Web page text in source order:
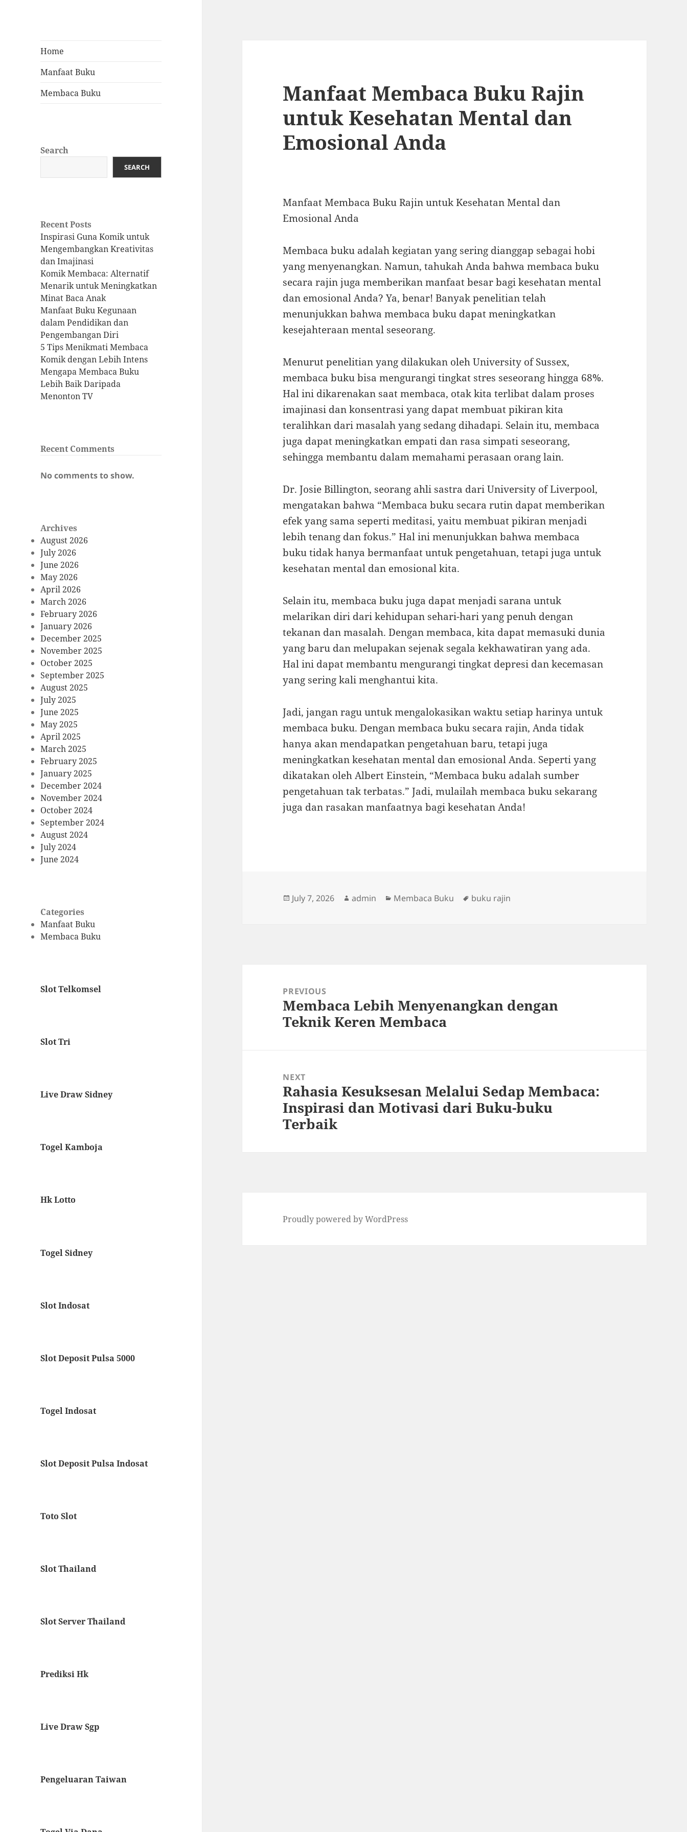
Home
Manfaat Buku
Membaca Buku
Search
SEARCH
Recent Posts
Inspirasi Guna Komik untuk
Mengembangkan Kreativitas
dan Imajinasi
Komik Membaca: Alternatif
Menarik untuk Meningkatkan
Minat Baca Anak
Manfaat Buku Kegunaan
dalam Pendidikan dan
Pengembangan Diri
5 Tips Menikmati Membaca
Komik dengan Lebih Intens
Mengapa Membaca Buku
Lebih Baik Daripada
Menonton TV
Recent Comments
No comments to show.
Archives
August 2026
July 2026
June 2026
May 2026
April 2026
March 2026
February 2026
January 2026
December 2025
November 2025
October 2025
September 2025
August 2025
July 2025
June 2025
May 2025
April 2025
March 2025
February 2025
January 2025
December 2024
November 2024
October 2024
September 2024
August 2024
July 2024
June 2024
Categories
Manfaat Buku
Membaca Buku
Slot Telkomsel
Slot Tri
Live Draw Sidney
Togel Kamboja
Hk Lotto
Togel Sidney
Slot Indosat
Slot Deposit Pulsa 5000
Togel Indosat
Slot Deposit Pulsa Indosat
Toto Slot
Slot Thailand
Slot Server Thailand
Prediksi Hk
Live Draw Sgp
Pengeluaran Taiwan
Manfaat Membaca Buku Rajin
untuk Kesehatan Mental dan
Emosional Anda
Manfaat Membaca Buku Rajin untuk Kesehatan Mental dan
Emosional Anda
Membaca buku adalah kegiatan yang sering dianggap sebagai hobi
yang menyenangkan. Namun, tahukah Anda bahwa membaca buku
secara rajin juga memberikan manfaat besar bagi kesehatan mental
dan emosional Anda? Ya, benar! Banyak penelitian telah
menunjukkan bahwa membaca buku dapat meningkatkan
kesejahteraan mental seseorang.
Menurut penelitian yang dilakukan oleh University of Sussex,
membaca buku bisa mengurangi tingkat stres seseorang hingga 68%.
Hal ini dikarenakan saat membaca, otak kita terlibat dalam proses
imajinasi dan konsentrasi yang dapat membuat pikiran kita
teralihkan dari masalah yang sedang dihadapi. Selain itu, membaca
juga dapat meningkatkan empati dan rasa simpati seseorang,
sehingga membantu dalam memahami perasaan orang lain.
Dr. Josie Billington, seorang ahli sastra dari University of Liverpool,
mengatakan bahwa “Membaca buku secara rutin dapat memberikan
efek yang sama seperti meditasi, yaitu membuat pikiran menjadi
lebih tenang dan fokus.” Hal ini menunjukkan bahwa membaca
buku tidak hanya bermanfaat untuk pengetahuan, tetapi juga untuk
kesehatan mental dan emosional kita.
Selain itu, membaca buku juga dapat menjadi sarana untuk
melarikan diri dari kehidupan sehari-hari yang penuh dengan
tekanan dan masalah. Dengan membaca, kita dapat memasuki dunia
yang baru dan melupakan sejenak segala kekhawatiran yang ada.
Hal ini dapat membantu mengurangi tingkat depresi dan kecemasan
yang sering kali menghantui kita.
Jadi, jangan ragu untuk mengalokasikan waktu setiap harinya untuk
membaca buku. Dengan membaca buku secara rajin, Anda tidak
hanya akan mendapatkan pengetahuan baru, tetapi juga
meningkatkan kesehatan mental dan emosional Anda. Seperti yang
dikatakan oleh Albert Einstein, “Membaca buku adalah sumber
pengetahuan tak terbatas.” Jadi, mulailah membaca buku sekarang
juga dan rasakan manfaatnya bagi kesehatan Anda!
Posted
July 7, 2026 Author
admin Categories
Membaca Buku Tags
buku rajin
navigationPREVIOUS
Previous
post:
Membaca Lebih Menyenangkan dengan
Teknik Keren Membaca
NEXT
Next
post:
Rahasia Kesuksesan Melalui Sedap Membaca:
Inspirasi dan Motivasi dari Buku-buku
Terbaik
Proudly powered by WordPress